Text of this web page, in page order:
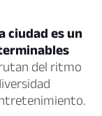
ciudad es un
del ritmo